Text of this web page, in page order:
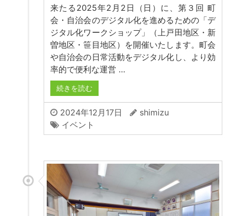
来たる2025年2月2日（日）に、第３回 町
会・自治会のデジタル化を進めるための「デ
ジタル化ワークショップ」（上戸田地区・新
曽地区・笹目地区）を開催いたします。町会
や自治会の日常活動をデジタル化し、より効
率的で便利な運営 …
続きを読む
2024年12月17日
shimizu
イベント